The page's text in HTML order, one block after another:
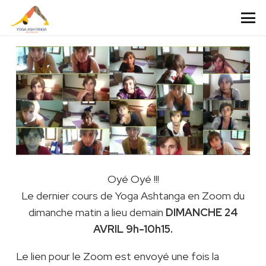
Oyé Oyé !!!
Le dernier cours de Yoga Ashtanga en Zoom du
dimanche matin a lieu demain DIMANCHE 24
AVRIL 9h-10h15.
Le lien pour le Zoom est envoyé une fois la